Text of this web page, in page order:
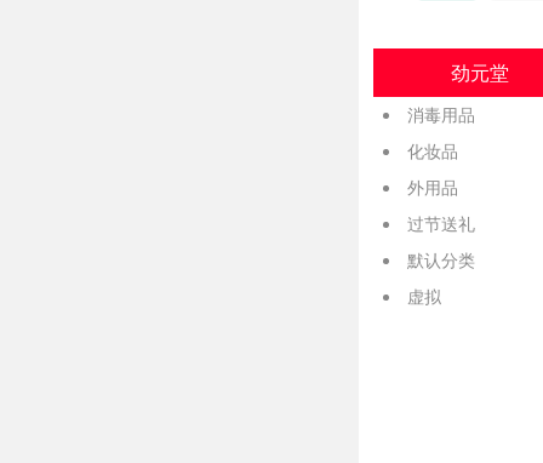
劲元堂
消毒用品
化妆品
外用品
过节送礼
默认分类
虚拟